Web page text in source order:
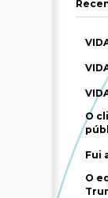
O
Fui
O